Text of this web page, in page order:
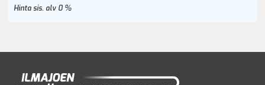
Hinta sis. alv 0 %